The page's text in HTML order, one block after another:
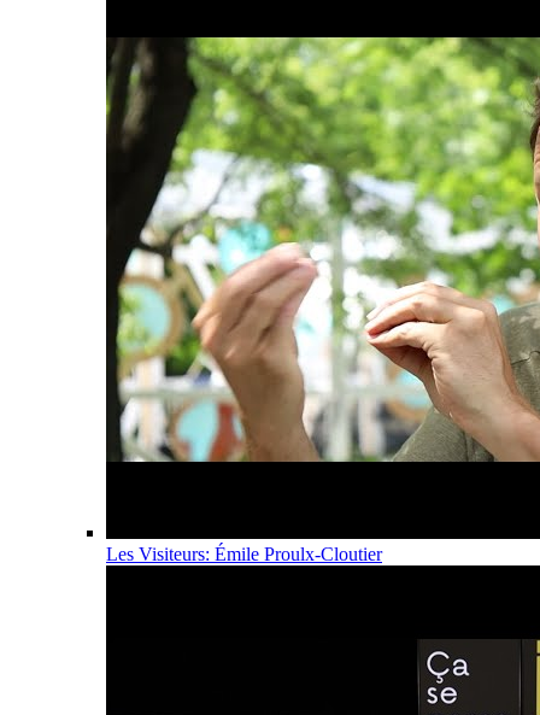
Les Visiteurs: Émile Proulx-Cloutier